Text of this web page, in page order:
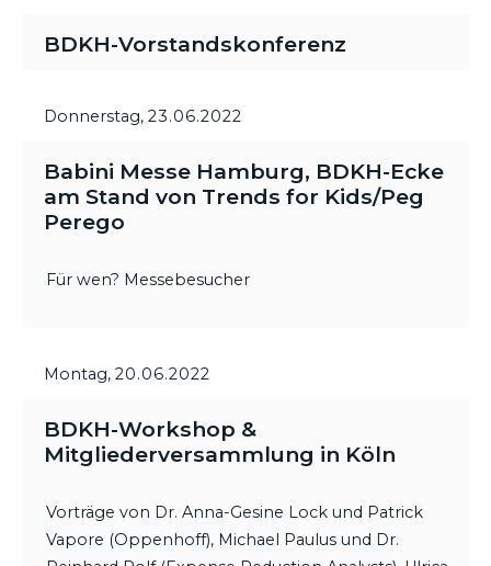
BDKH-Vorstandskonferenz
Donnerstag, 23.06.2022
Babini Messe Hamburg, BDKH-Ecke
am Stand von Trends for Kids/Peg
Perego
Für wen? Messebesucher
Montag, 20.06.2022
BDKH-Workshop &
Mitgliederversammlung in Köln
Vorträge von Dr. Anna-Gesine Lock und Patrick
Vapore (Oppenhoff), Michael Paulus und Dr.